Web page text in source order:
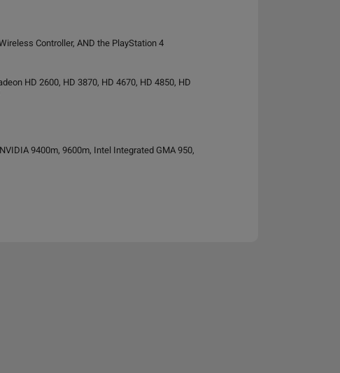
Controller, AND the PlayStation 4
HD 2600, HD 3870, HD 4670, HD 4850, HD
9400m, 9600m, Intel Integrated GMA 950,